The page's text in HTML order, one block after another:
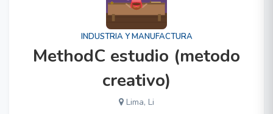
INDUSTRIA Y MANUFACTURA
MethodC estudio (metodo
creativo)
Lima, Li